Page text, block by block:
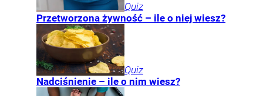
Quiz
Przetworzona żywność – ile o niej wiesz?
Quiz
Nadciśnienie – ile o nim wiesz?